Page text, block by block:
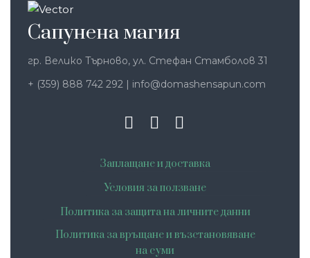
Сапунена магия
гр. Велико Търново, ул. Стефан Стамболов 31
+ (359) 888 742 292 | info@domashensapun.com
Заплащане и доставка
Условия за ползване
Политика за защита на личните данни
Политика за връщане и възстановяване
на суми